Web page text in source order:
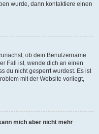
wurde, dann kontaktiere einen
ob dein Benutzername
Fall ist, wende dich an einen
du nicht gesperrt wurdest. Es ist
mit der Website vorliegt,
mich aber nicht mehr